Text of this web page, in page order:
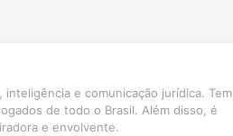
e comunicação jurídica. Tem
de todo o Brasil. Além disso, é
e envolvente.